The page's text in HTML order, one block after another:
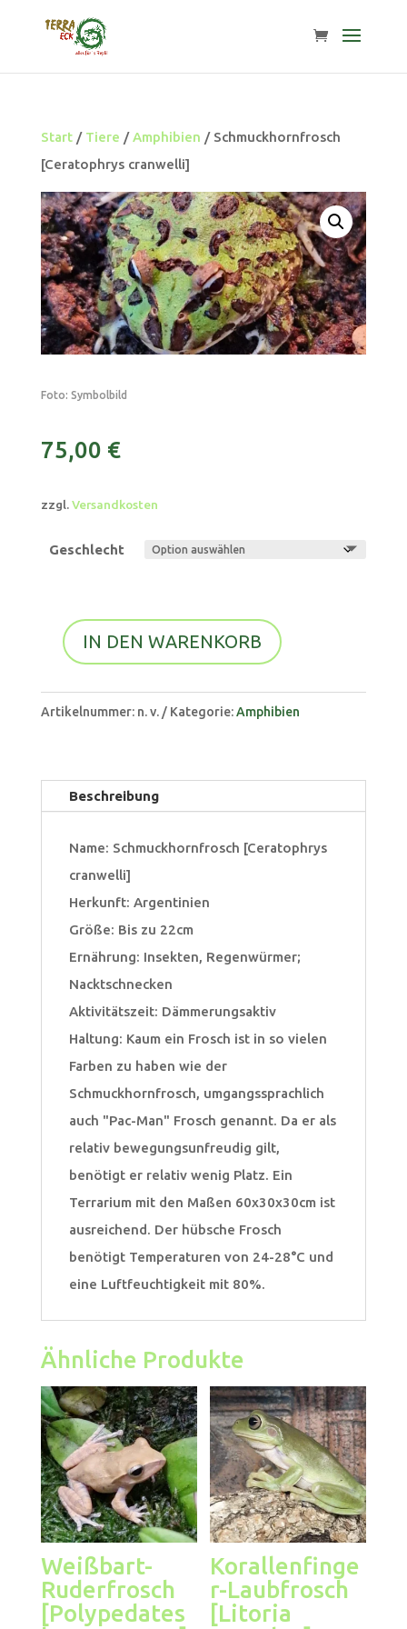
Start/ Tiere /Amphibien / Schmuckhornfrosch
[Ceratophrys cranwelli]
Foto: Symbolbild
75,00 €
zzgl.Versandkosten
Geschlecht
Schmuckhornfrosch
cranwelli]
IN DEN WARENKORB
l
n
Artikelnummer: n. v. Kategorie:Amphibien
Beschreibung
Name: Schmuckhornfrosch [Ceratophrys
cranwelli]
Herkunft: Argentinien
Größe: Bis zu 22cm
Ernährung: Insekten, Regenwürmer;
Nacktschnecken
Aktivitätszeit: Dämmerungsaktiv
Haltung: Kaum ein Frosch ist in so vielen
Farben zu haben wie der
Schmuckhornfrosch, umgangssprachlich
auch "Pac-Man" Frosch genannt. Da er als
relativ bewegungsunfreudig gilt,
benötigt er relativ wenig Platz. Ein
Terrarium mit den Maßen 60x30x30cm ist
ausreichend. Der hübsche Frosch
benötigt Temperaturen von 24-28°C und
eine Luftfeuchtigkeit mit 80%.
Ähnliche Produkte
Weißbart-
Ruderfrosch
[Polypedates
Korallenfinge
r-Laubfrosch
[Litoria